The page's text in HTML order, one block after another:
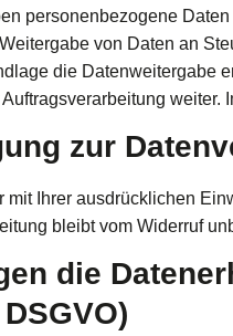
personenbezogene
von Daten an
die Datenweitergabe
zur
Ihrer ausdrücklichen
bleibt vom Widerruf
die